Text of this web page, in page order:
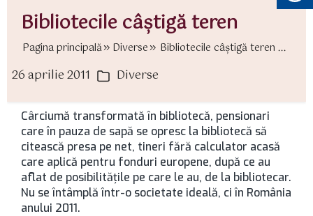
Bibliotecile câştigă teren
Pagina principală Diverse Bibliotecile câştigă teren ...
26 aprilie 2011 Categorii
Diverse
Cârciumă transformată în bibliotecă, pensionari
care în pauza de sapă se opresc la bibliotecă să
citească presa pe net, tineri fără calculator acasă
care aplică pentru fonduri europene, după ce au
aflat de posibilităţile pe care le au, de la bibliotecar.
Nu se întâmplă într-o societate ideală, ci în România
anului 2011.